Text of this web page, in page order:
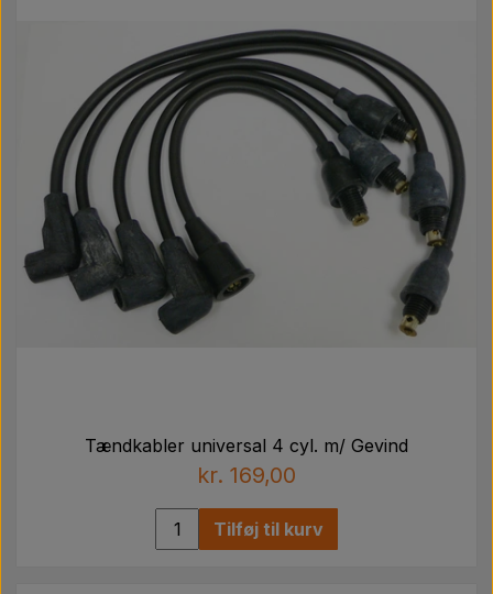
Tændkabler universal 4 cyl. m/ Gevind
kr. 169,00
Tilføj til kurv